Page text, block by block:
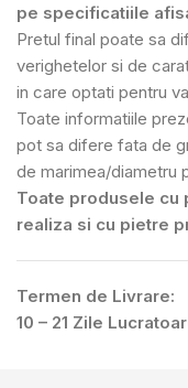
pe specificatiile
Pretul final poate sa
verighetelor si de
in care optati pentru
Toate informatiile
pot sa difere fata de
de marimea/diametru
Toate produsele
realiza si cu pietre
Termen de Livrare:
10 – 21 Zile